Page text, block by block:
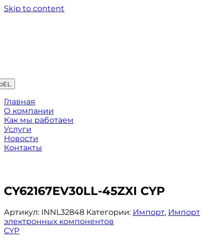
Skip to content
Главная
О компании
Как мы работаем
Услуги
Новости
Контакты
CY62167EV30LL-45ZXI CYP
Артикул: INNL32848 Категории: Импорт, Импорт
электронных компонентов
CYP